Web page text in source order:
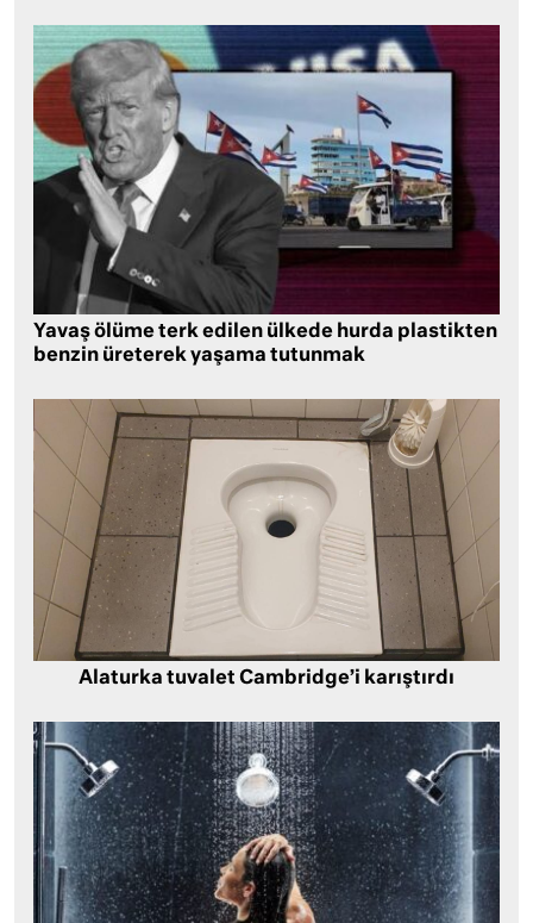
Yavaş ölüme terk edilen ülkede hurda plastikten
benzin üreterek yaşama tutunmak
Alaturka tuvalet Cambridge’i karıştırdı